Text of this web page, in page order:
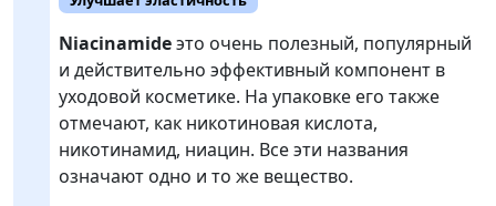
Niacinamideэто очень полезный, популярный
и действительно эффективный компонент в
уходовой косметике. На упаковке его также
отмечают, как никотиновая кислота,
никотинамид, ниацин. Все эти названия
означают одно и то же вещество.